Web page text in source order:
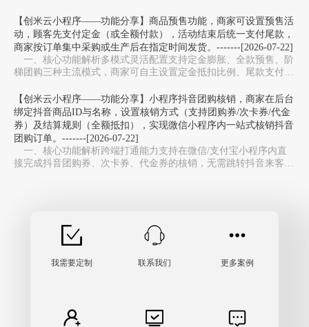
【创米云小程序——功能分享】商品预售功能，商家可设置预售活
动，顾客先支付定金（或全额付款），活动结束后统一支付尾款，
商家按订单集中采购或生产后在指定时间发货。-------[2026-07-22]
一、核心功能解析多模式灵活配置‌支持定金膨胀、全款预售、阶
梯团购三种主流模式，商家可自主设置定金抵扣比例、尾款支付周
【创米云小程序——功能分享】小程序抖音团购核销，商家在后台
绑定抖音商品ID与名称，设置核销方式（支持团购券/次卡券/代金
券）及结算规则（全额抵扣），实现微信小程序内一站式核销抖音
团购订单。-------[2026-07-22]
一、核心功能解析跨端打通能力‌支持在微信/支付宝小程序内直
接完成抖音团购券、次卡券、代金券的核销，无需跳转抖音来客
我需要定制 联系我们 更多案例